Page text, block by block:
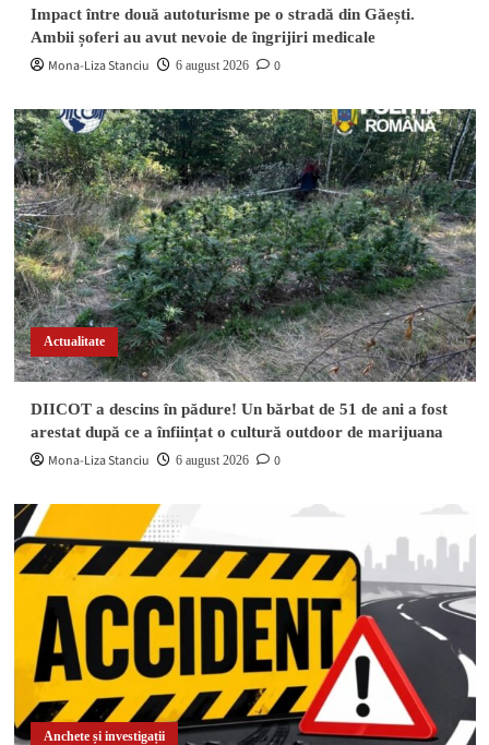
Impact între două autoturisme pe o stradă din Găești.
Ambii șoferi au avut nevoie de îngrijiri medicale
Mona-Liza Stanciu 6 august 2026 0
Actualitate
DIICOT a descins în pădure! Un bărbat de 51 de ani a fost
arestat după ce a înființat o cultură outdoor de marijuana
Mona-Liza Stanciu 6 august 2026 0
Anchete și investigații